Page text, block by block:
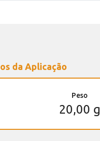
da Aplicação
Peso
20,00 g